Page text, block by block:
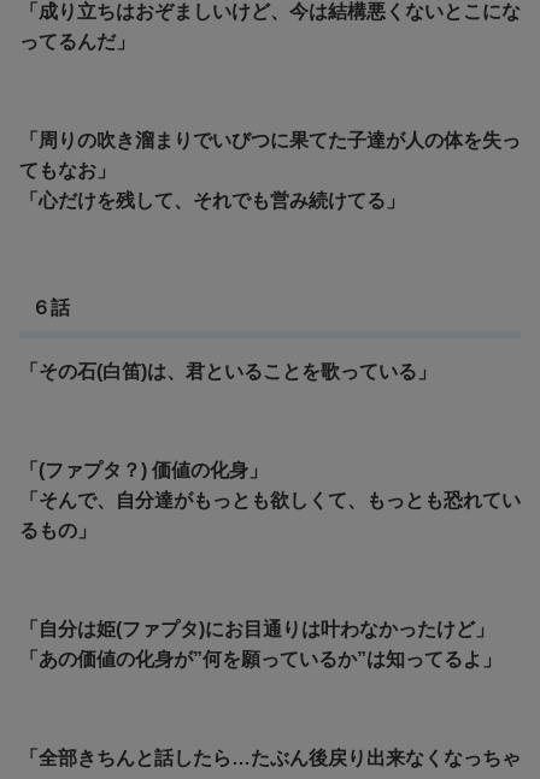
「成り立ちはおぞましいけど、今は結構悪くないとこにな
ってるんだ」
「周りの吹き溜まりでいびつに果てた子達が人の体を失っ
てもなお」
「心だけを残して、それでも営み続けてる」
６話
「その石(白笛)は、君といることを歌っている」
「(ファプタ？) 価値の化身」
「そんで、自分達がもっとも欲しくて、もっとも恐れてい
るもの」
「自分は姫(ファプタ)にお目通りは叶わなかったけど」
「あの価値の化身が”何を願っているか”は知ってるよ」
「全部きちんと話したら…たぶん後戻り出来なくなっちゃ